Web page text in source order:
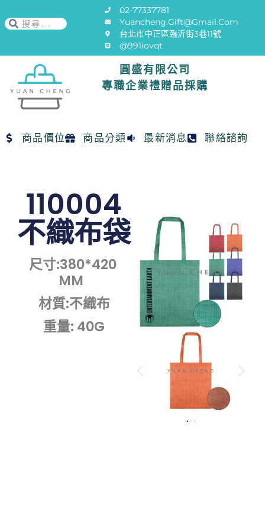
02-77337781
Yuancheng.gift@gmail.com
台北市中正區臨沂街3巷11號
@991iovqt
圓盛有限公司
專職企業禮贈品採購
商品價位 商品分類 最新消息 聯絡諮詢
110004
不織布袋
尺寸:380*420
MM
材質:不織布
重量: 40G